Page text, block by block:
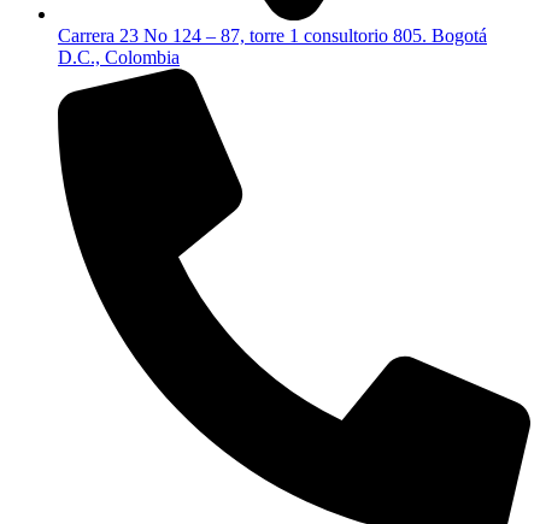
Carrera 23 No 124 – 87, torre 1 consultorio 805. Bogotá
D.C., Colombia